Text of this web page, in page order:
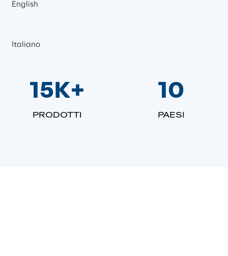
English
Italiano
15K+
PRODOTTI
10
PAESI